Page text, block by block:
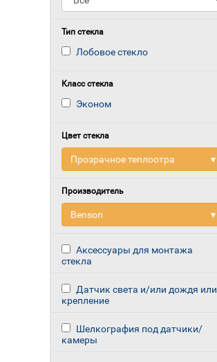
Тип стекла
Лобовое стекло
Класс стекла
Эконом
Цвет стекла
▾
Прозрачное теплоотра
Производитель
▾
Benson
Аксессуары для монтажа
стекла
Датчик света и/или дождя или
крепление
Шелкография под датчики/
камеры